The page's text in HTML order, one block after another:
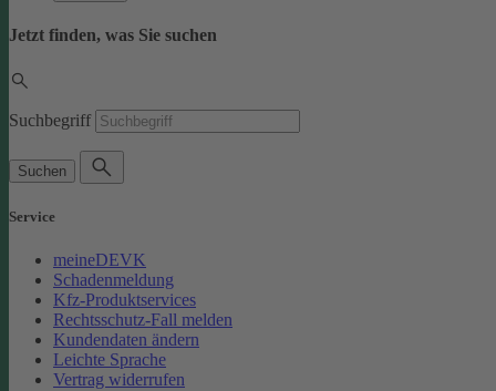
Jetzt finden, was Sie suchen
Suchbegriff
Suchen
Service
meineDEVK
Schadenmeldung
Kfz-Produktservices
Rechtsschutz-Fall melden
Kundendaten ändern
Leichte Sprache
Vertrag widerrufen